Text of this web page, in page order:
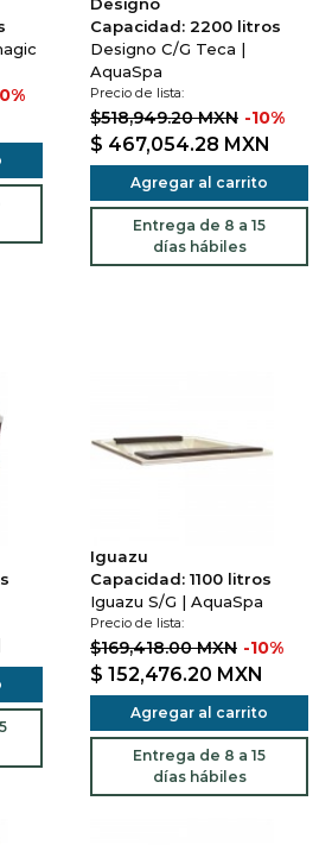
Capacidad: 2200 litros
Designo C/G Teca |
AquaSpa
Precio de lista:
$518,949.20 MXN -10%
$ 467,054.28 MXN
Agregar al carrito
Entrega de 8 a 15
días hábiles
Iguazu
Capacidad: 1100 litros
Iguazu S/G | AquaSpa
Precio de lista:
$169,418.00 MXN -10%
$ 152,476.20 MXN
Agregar al carrito
Entrega de 8 a 15
días hábiles